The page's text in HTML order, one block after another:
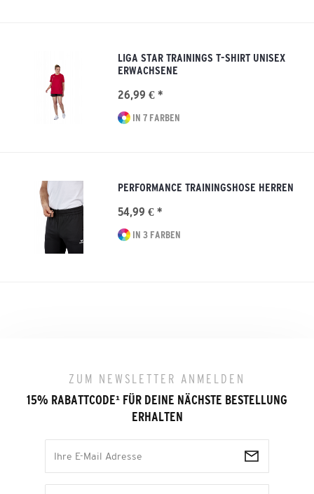
LIGA STAR TRAININGS T-SHIRT UNISEX
ERWACHSENE
26,99 € *
IN 7 FARBEN
PERFORMANCE TRAININGSHOSE HERREN
54,99 € *
IN 3 FARBEN
ZUM NEWSLETTER ANMELDEN
15% RABATTCODE¹ FÜR DEINE NÄCHSTE BESTELLUNG
ERHALTEN